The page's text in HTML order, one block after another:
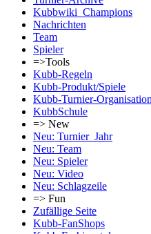
Kubbwiki_Champions
Nachrichten
Team
Spieler
=>Tools
Kubb-Regeln
Kubb-Produkt/Spiele
Kubb-Turnier-
KubbSchule
=> New
Neu: Turnier_Jahr
Neu: Team
Neu: Spieler
Neu: Video
Neu: Schlagzeile
=> Fun
Zufällige Seite
Kubb-FanShops